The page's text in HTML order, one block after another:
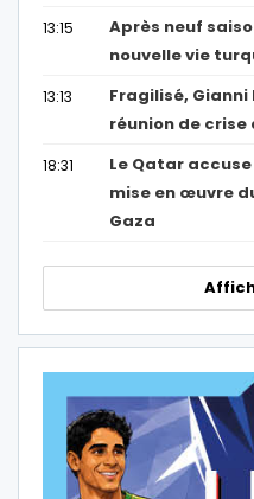
13:15
Après neuf
nouvelle vie
13:13
Fragilisé,
réunion de crise
18:31
Le Qatar
mise en œuvre
Gaza